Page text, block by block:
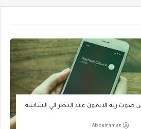
رنة الايفون عند النظر الي الشاشة
Abdelrhman